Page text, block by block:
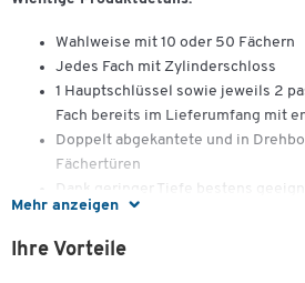
Mehr anzeigen
Wahlweise mit 10 oder 50 Fächern
Jedes Fach mit Zylinderschloss
1 Hauptschlüssel sowie jeweils 2
Fach bereits im Lieferumfang mit
Doppelt abgekantete und in
Fächertüren
Dank geringer Tiefe bestens
Farbe: jeweils Lichtgrau (RAL 7035)
Material: jeweils Stahlblech, lackiert
Ihre Vorteile